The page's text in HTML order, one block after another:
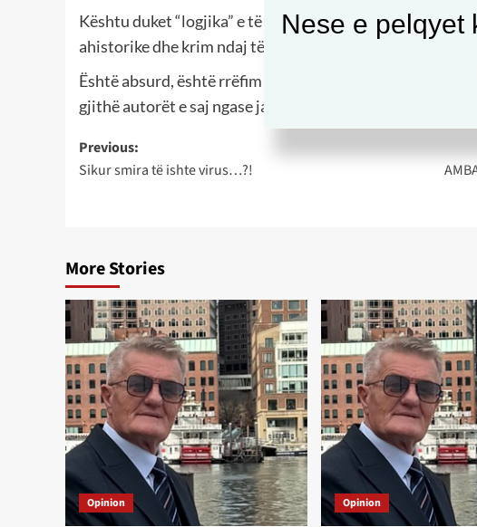
Kështu duket “logjika” e të frustruarëve me lirinë e tyre.
ahistorike dhe krim ndaj të drejtës së një populli për të
Është absurd, është rrëfim defekt qëndrimi që thotë se
gjithë autorët e saj ngase janë individë. Absurd që
Post
navigation
Previous:
Sikur smira të ishte virus…?!
More Stories
Opinion Opinion
Nese e pelqyet